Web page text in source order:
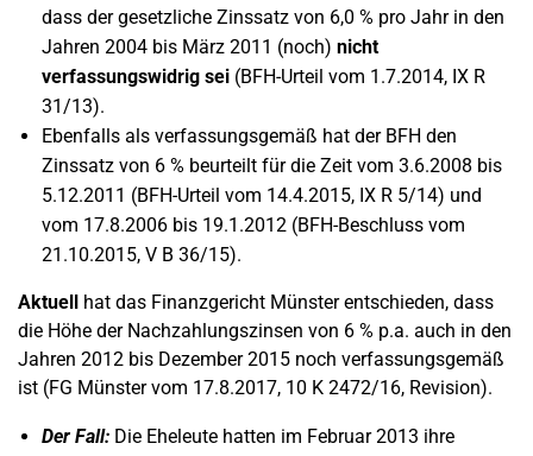
dass der gesetzliche Zinssatz von 6,0 % pro Jahr in den
Jahren 2004 bis März 2011 (noch) nicht
verfassungswidrig sei (BFH-Urteil vom 1.7.2014, IX R
31/13).
Ebenfalls als verfassungsgemäß hat der BFH den
Zinssatz von 6 % beurteilt für die Zeit vom 3.6.2008 bis
5.12.2011 (BFH-Urteil vom 14.4.2015, IX R 5/14) und
vom 17.8.2006 bis 19.1.2012 (BFH-Beschluss vom
21.10.2015, V B 36/15).
Aktuell hat das Finanzgericht Münster entschieden, dass
die Höhe der Nachzahlungszinsen von 6 % p.a. auch in den
Jahren 2012 bis Dezember 2015 noch verfassungsgemäß
ist (FG Münster vom 17.8.2017, 10 K 2472/16, Revision).
Der Fall: Die Eheleute hatten im Februar 2013 ihre